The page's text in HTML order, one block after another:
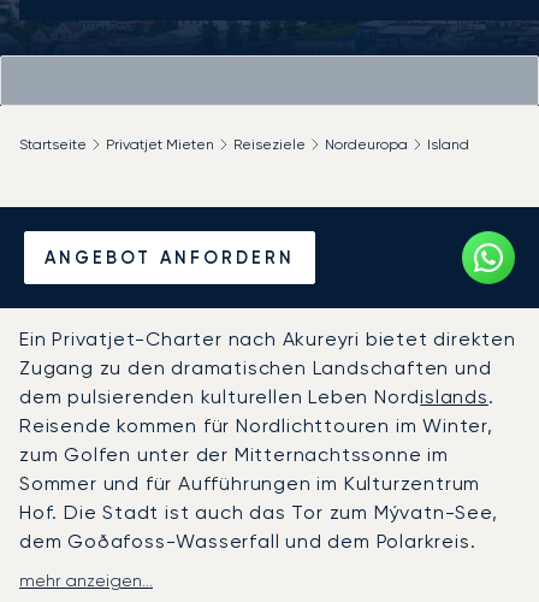
ANGEBOT ANFORDERN
Startseite Privatjet Mieten Reiseziele Nordeuropa Island
Mieten Sie einen Privatjet
von/nach Akureyri
Ein Privatjet-Charter nach Akureyri bietet direkten
Zugang zu den dramatischen Landschaften und
dem pulsierenden kulturellen Leben Nordislands.
Reisende kommen für Nordlichttouren im Winter,
zum Golfen unter der Mitternachtssonne im
Sommer und für Aufführungen im Kulturzentrum
Hof. Die Stadt ist auch das Tor zum Mývatn-See,
dem Goðafoss-Wasserfall und dem Polarkreis.
LunaJets organisiert Privatflüge zum Flughafen
mehr anzeigen...